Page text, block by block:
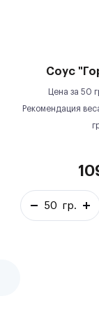
Соус
Цена за 50
Рекомендация